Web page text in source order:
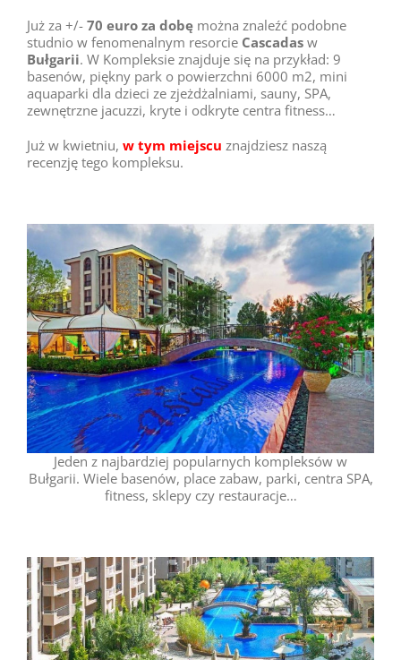
Już za +/- 70 euro za dobę można znaleźć podobne
studnio w fenomenalnym resorcie Cascadas w
Bułgarii. W Kompleksie znajduje się na przykład: 9
basenów, piękny park o powierzchni 6000 m2, mini
aquaparki dla dzieci ze zjeżdżalniami, sauny, SPA,
zewnętrzne jacuzzi, kryte i odkryte centra fitness…
Już w kwietniu, w tym miejscu znajdziesz naszą
recenzję tego kompleksu.
Jeden z najbardziej popularnych kompleksów w
Bułgarii. Wiele basenów, place zabaw, parki, centra SPA,
fitness, sklepy czy restauracje…